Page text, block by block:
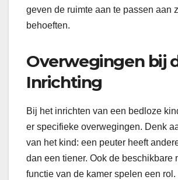
geven de ruimte aan te passen aan
behoeften.
Overwegingen bij
Inrichting
Bij het inrichten van een bedloze
er specifieke overwegingen. Denk
van het kind: een peuter heeft
dan een tiener. Ook de beschikbare
functie van de kamer spelen een rol.